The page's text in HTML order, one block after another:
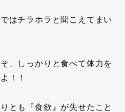
はチラホラと聞こえてまい
、しっかりと食べて体力を
！！
とも『食欲』が失せたこと